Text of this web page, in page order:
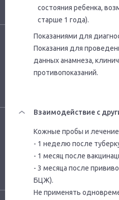
состояния ребенка,
старше 1 года).
Показаниями для
Показания для
данных анамнеза,
противопоказаний.
Взаимодействие с
Кожные пробы и
- 1 неделю после
- 1 месяц после
- 3 месяца после
БЦЖ).
Не применять